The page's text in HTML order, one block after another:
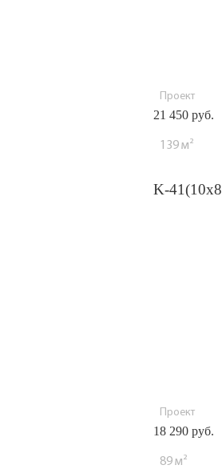
Проект
21 450 руб.
139 м²
K-
Проект
18 290 руб.
89 м²